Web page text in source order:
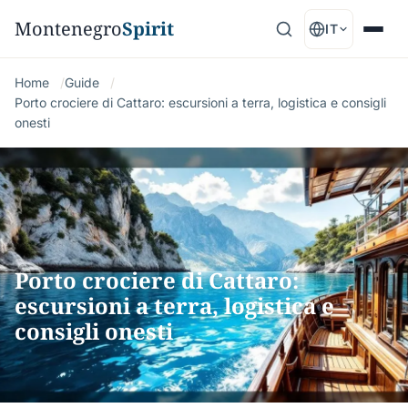
MontenegroSpirit IT
Home
Guide
Porto crociere di Cattaro: escursioni a terra, logistica e consigli
onesti
Porto crociere di Cattaro:
escursioni a terra, logistica e
consigli onesti